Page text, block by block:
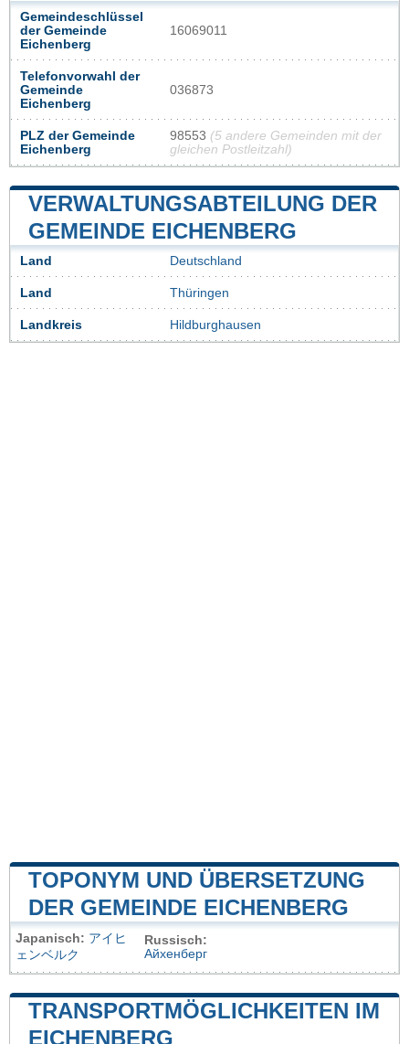
Gemeindeschlüssel
der Gemeinde
Eichenberg
16069011
Telefonvorwahl der
Gemeinde
Eichenberg
036873
PLZ der Gemeinde
Eichenberg
98553 (5 andere Gemeinden mit der
gleichen Postleitzahl)
VERWALTUNGSABTEILUNG DER
GEMEINDE EICHENBERG
Land Deutschland
Land Thüringen
Landkreis Hildburghausen
TOPONYM UND ÜBERSETZUNG
DER GEMEINDE EICHENBERG
Japanisch: アイヒ
ェンベルク
Russisch:
Айхенберг
TRANSPORTMÖGLICHKEITEN IM
EICHENBERG